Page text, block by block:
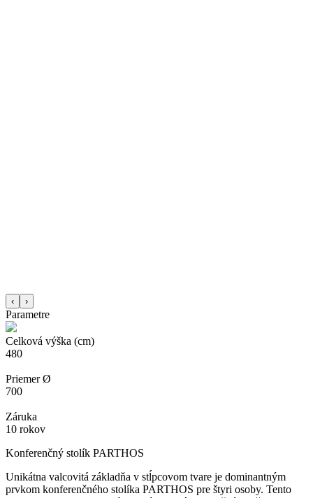
‹ ›
Parametre
Celková výška (cm)
480
Priemer Ø
700
Záruka
10 rokov
Konferenčný stolík PARTHOS
Unikátna valcovitá základňa v stĺpcovom tvare je dominantným
prvkom konferenčného stolíka PARTHOS pre štyri osoby. Tento